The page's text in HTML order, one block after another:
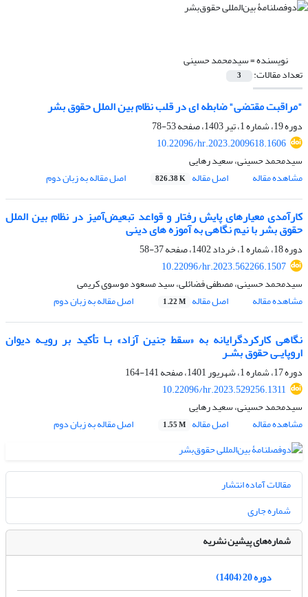
نویسنده =سیدمحمد حسینی
تعداد مقالات: 3
"مراقبت مقتضی" ضابطه ای در قلب نظام بین الملل حقوق بشر
دوره 19، شماره 1، تیر 1403، صفحه
53-78
10.22096/hr.2023.2009618.1606
سیدمحمد حسینی، سعید رهایی
مشاهده مقاله
اصل مقاله 826.38 K اصل مقاله به زبان دوم
کارآمدی معیارهای پایش رفتار و قواعد تبعیض‌آمیز در نظام بین الملل
حقوق بشر با نیم نگاهی به آموزه های دینی
دوره 18، شماره 1، خرداد 1402، صفحه
37-58
10.22096/hr.2023.562266.1507
سیدمحمد حسینی، مصطفی فضائلی، سید مسعود موسوی کریمی
مشاهده مقاله
اصل مقاله 1.22 M اصل مقاله به زبان دوم
نگاهی کارکردگرایانه به «سقط‌ جنین آزاد» بـا تأکید بر رویـه دیوان
اروپایـی حقوق بشـر
دوره 17، شماره 1، شهریور 1401، صفحه
141-164
10.22096/hr.2023.529256.1311
سیدمحمد حسینی، سعید رهایی
مشاهده مقاله
اصل مقاله 1.55 M اصل مقاله به زبان دوم
مقالات آماده انتشار
شماره جاری
شماره‌های پیشین نشریه
دوره 20 (1404)